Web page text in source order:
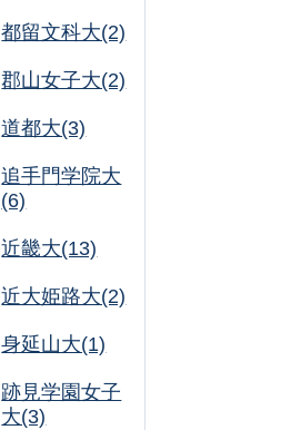
都留文科大(2)
郡山女子大(2)
道都大(3)
追手門学院大
(6)
近畿大(13)
近大姫路大(2)
身延山大(1)
跡見学園女子
大(3)